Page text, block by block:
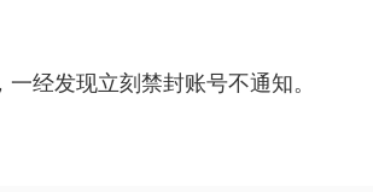
经发现立刻禁封账号不通知。